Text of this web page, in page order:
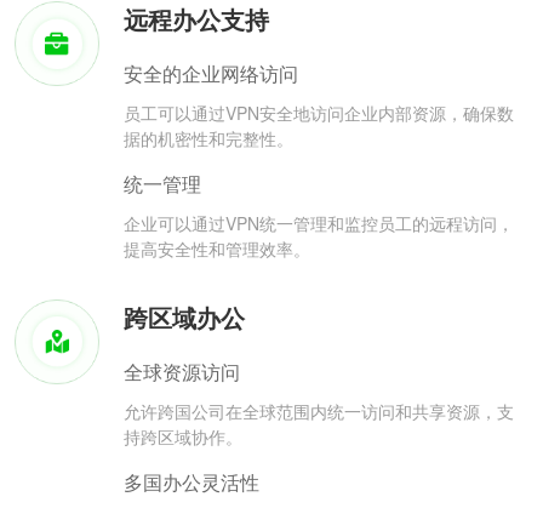
远程办公支持
安全的企业网络访问
员工可以通过VPN安全地访问企业内部资源，确保数
据的机密性和完整性。
统一管理
企业可以通过VPN统一管理和监控员工的远程访问，
提高安全性和管理效率。
跨区域办公
全球资源访问
允许跨国公司在全球范围内统一访问和共享资源，支
持跨区域协作。
多国办公灵活性